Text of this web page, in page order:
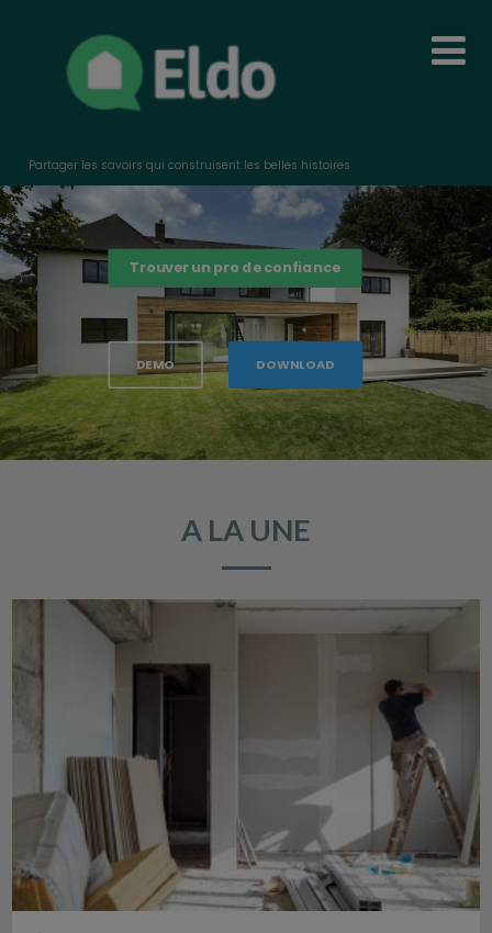
Partager les savoirs qui construisent les belles histoires
Trouver un pro de confiance
DEMO DOWNLOAD
A LA UNE